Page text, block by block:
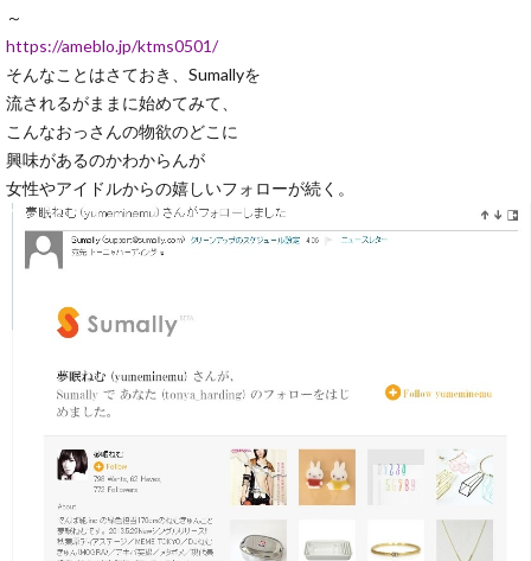
～
https://ameblo.jp/ktms0501/
そんなことはさておき、Sumallyを
流されるがままに始めてみて、
こんなおっさんの物欲のどこに
興味があるのかわからんが
女性やアイドルからの嬉しいフォローが続く。